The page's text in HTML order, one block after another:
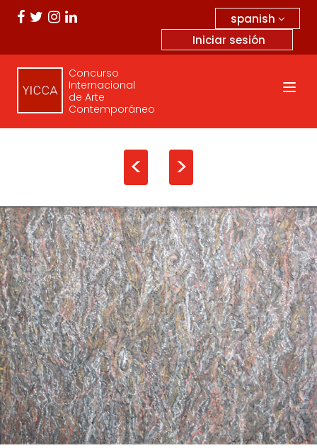
spanish
Iniciar sesión
Concurso
Internacional
de Arte
Contemporáneo
< >